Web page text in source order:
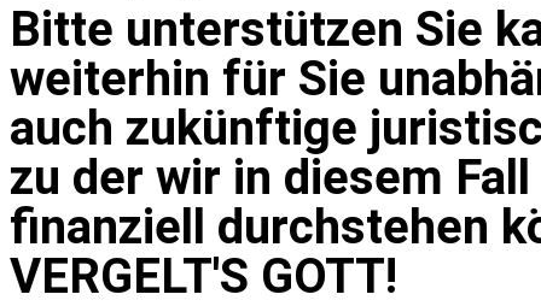
Bitte unterstützen Sie
weiterhin für Sie
auch zukünftige
zu der wir in diesem
finanziell durchstehen
VERGELT'S GOTT!